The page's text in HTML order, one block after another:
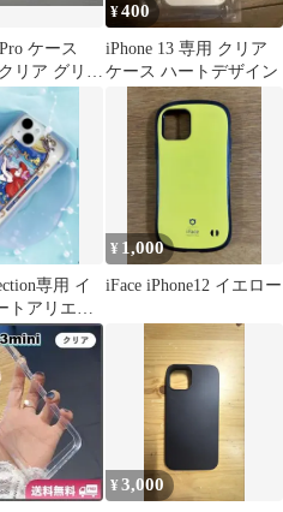
ケース
リア グリー
¥400
iPhone 13 専用 クリア
ケース ハートデザイン
専用 イ
トアリエル
¥ 1,000
iFace iPhone12 イエロー
¥3,000